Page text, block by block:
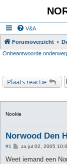
V&A
Forumoverzicht
Onbeantwoorde
Plaats reactie
Nookie
Norwood Den
#1
B
r
za jul 02, 2005
Weet iemand een